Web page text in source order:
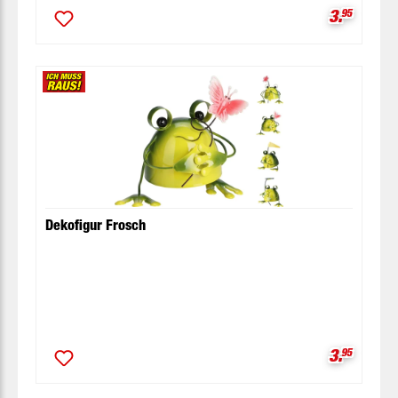
3.95
Dekofigur Frosch
3.95